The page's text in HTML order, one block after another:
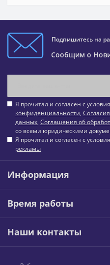
Подпишитесь на
Сообщим о
Я прочитал и согласен с
конфиденциальности,
данных, Соглашения об
со всеми юридическими
Я прочитал и согласен с
рекламы
Информация
Время работы
Наши контакты